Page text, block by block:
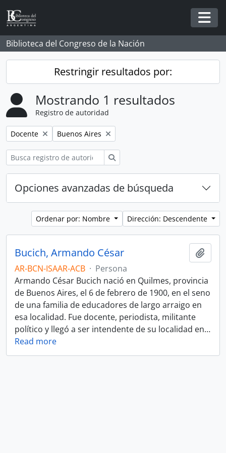
Skip to main content
Biblioteca del Congreso de la Nación
Restringir resultados por:
Mostrando 1 resultados
Registro de autoridad
Remove filter:
Docente Remove filter:
Buenos Aires
Opciones avanzadas de búsqueda
Ordenar por: Nombre Dirección: Descendente
Bucich, Armando César
AR-BCN-ISAAR-ACB · Persona
Armando César Bucich nació en Quilmes, provincia
de Buenos Aires, el 6 de febrero de 1900, en el seno
de una familia de educadores de largo arraigo en
esa localidad. Fue docente, periodista, militante
político y llegó a ser intendente de su localidad en…
Read more